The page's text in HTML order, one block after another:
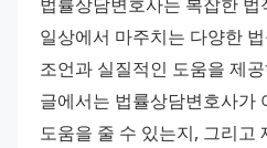
일상에서 마주치는 다양한
조언과 실질적인 도움을 제
글에서는 법률상담변호사가
도움을 줄 수 있는지, 그리고